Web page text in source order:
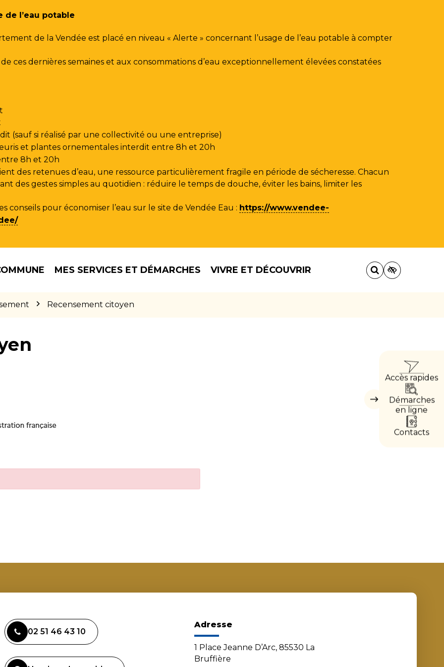
de l’eau potable
de la Vendée est placé en niveau « Alerte » concernant l’usage de l’eau potable à compter
ces dernières semaines et aux consommations d’eau exceptionnellement élevées constatées
(sauf si réalisé par une collectivité ou une entreprise)
et plantes ornementales interdit entre 8h et 20h
8h et 20h
des retenues d’eau, une ressource particulièrement fragile en période de sécheresse. Chacun
des gestes simples au quotidien : réduire le temps de douche, éviter les bains, limiter les
conseils pour économiser l’eau sur le site de Vendée Eau : https://www.vendee-
MES SERVICES ET DÉMARCHES VIVRE ET DÉCOUVRIR
Recensement citoyen
Masquer
Accès rapides
Démarches
en ligne
Contacts
02 51 46 43 10
Adresse
1 Place Jeanne D’Arc, 85530 La
Bruffière